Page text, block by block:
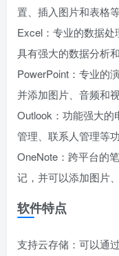
置、插入图片和表格等
Excel：专业的数据
具有强大的数据分析
PowerPoint：专业的
并添加图片、音频和
Outlook：功能强大的
管理、联系人管理等功
OneNote：跨平台的
记，并可以添加图片
软件特点
支持云存储：可以通